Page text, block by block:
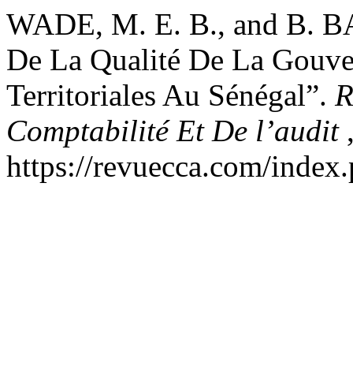
WADE, M. E. B., and B.
De La Qualité De La
Territoriales Au Sénégal”.
Comptabilité Et De l’audit
https://revuecca.com/